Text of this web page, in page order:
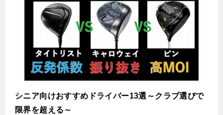
シニア向けおすすめドライバー13選～クラブ選びで
限界を超える～